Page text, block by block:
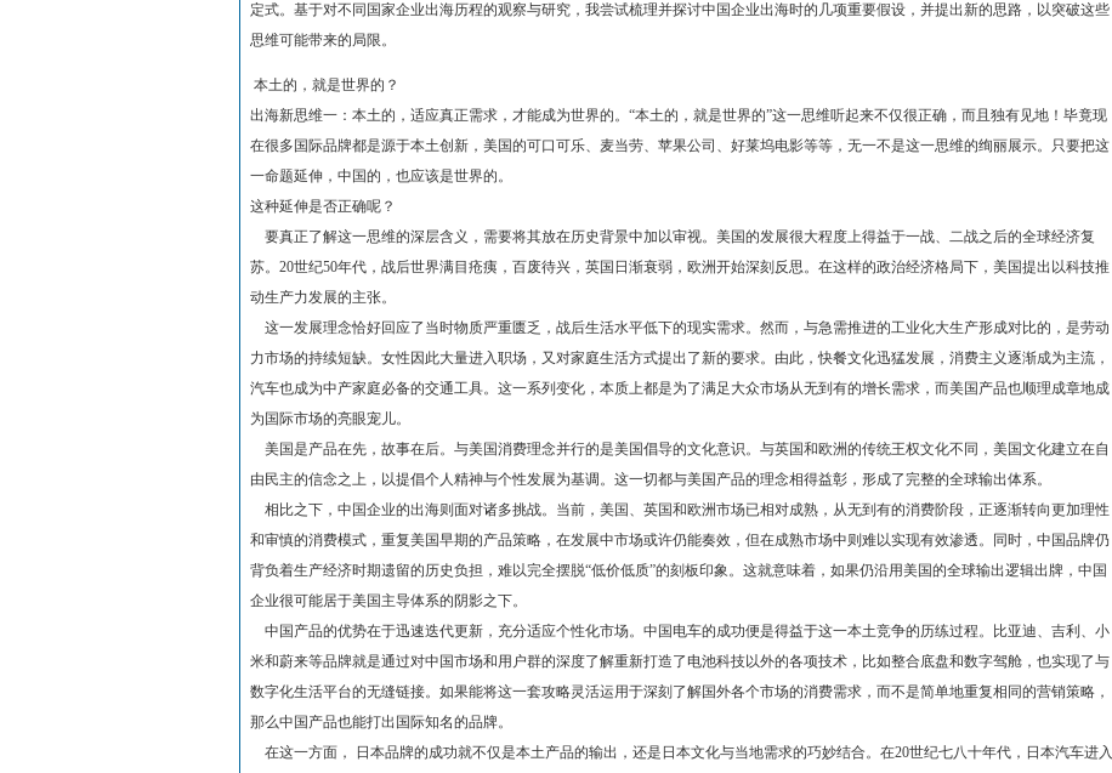
定式。基于对不同国家企业出海历程的观察与研究，我尝试梳理并探讨中国企业出海时的几项重要假设，并提出新的思路，以突破这些
思维可能带来的局限。
本土的，就是世界的？
出海新思维一：本土的，适应真正需求，才能成为世界的。“本土的，就是世界的”这一思维听起来不仅很正确，而且独有见地！毕竟现
在很多国际品牌都是源于本土创新，美国的可口可乐、麦当劳、苹果公司、好莱坞电影等等，无一不是这一思维的绚丽展示。只要把这
一命题延伸，中国的，也应该是世界的。
这种延伸是否正确呢？
要真正了解这一思维的深层含义，需要将其放在历史背景中加以审视。美国的发展很大程度上得益于一战、二战之后的全球经济复
苏。20世纪50年代，战后世界满目疮痍，百废待兴，英国日渐衰弱，欧洲开始深刻反思。在这样的政治经济格局下，美国提出以科技推
动生产力发展的主张。
这一发展理念恰好回应了当时物质严重匮乏，战后生活水平低下的现实需求。然而，与急需推进的工业化大生产形成对比的，是劳动
力市场的持续短缺。女性因此大量进入职场，又对家庭生活方式提出了新的要求。由此，快餐文化迅猛发展，消费主义逐渐成为主流，
汽车也成为中产家庭必备的交通工具。这一系列变化，本质上都是为了满足大众市场从无到有的增长需求，而美国产品也顺理成章地成
为国际市场的亮眼宠儿。
美国是产品在先，故事在后。与美国消费理念并行的是美国倡导的文化意识。与英国和欧洲的传统王权文化不同，美国文化建立在自
由民主的信念之上，以提倡个人精神与个性发展为基调。这一切都与美国产品的理念相得益彰，形成了完整的全球输出体系。
相比之下，中国企业的出海则面对诸多挑战。当前，美国、英国和欧洲市场已相对成熟，从无到有的消费阶段，正逐渐转向更加理性
和审慎的消费模式，重复美国早期的产品策略，在发展中市场或许仍能奏效，但在成熟市场中则难以实现有效渗透。同时，中国品牌仍
背负着生产经济时期遗留的历史负担，难以完全摆脱“低价低质”的刻板印象。这就意味着，如果仍沿用美国的全球输出逻辑出牌，中国
企业很可能居于美国主导体系的阴影之下。
中国产品的优势在于迅速迭代更新，充分适应个性化市场。中国电车的成功便是得益于这一本土竞争的历练过程。比亚迪、吉利、小
米和蔚来等品牌就是通过对中国市场和用户群的深度了解重新打造了电池科技以外的各项技术，比如整合底盘和数字驾舱，也实现了与
数字化生活平台的无缝链接。如果能将这一套攻略灵活运用于深刻了解国外各个市场的消费需求，而不是简单地重复相同的营销策略，
那么中国产品也能打出国际知名的品牌。
在这一方面， 日本品牌的成功就不仅是本土产品的输出，还是日本文化与当地需求的巧妙结合。在20世纪七八十年代，日本汽车进入